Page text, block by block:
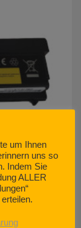
Nicht.
um Ihnen
uns so
Indem Sie
ALLER